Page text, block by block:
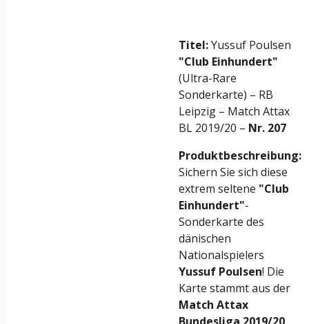
Titel:Yussuf Poulsen
"Club Einhundert"
(Ultra-Rare
Sonderkarte) – RB
Leipzig – Match Attax
BL 2019/20 – Nr. 207
Produktbeschreibung:
Sichern Sie sich diese
extrem seltene "Club
Einhundert"-
Sonderkarte des
dänischen
Nationalspielers
Yussuf Poulsen! Die
Karte stammt aus der
Match Attax